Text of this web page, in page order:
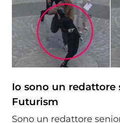
Io sono un redattore
Futurism
Sono un redattore